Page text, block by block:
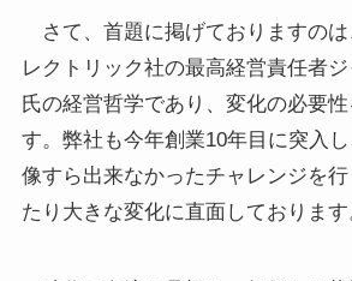
さて、首題に掲げておりますのは
レクトリック社の最高経営責任者
氏の経営哲学であり、変化の必要
す。弊社も今年創業10年目に突入
像すら出来なかったチャレンジを
たり大きな変化に直面しております